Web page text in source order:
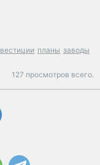
планы заводы
127 просмотров всего.